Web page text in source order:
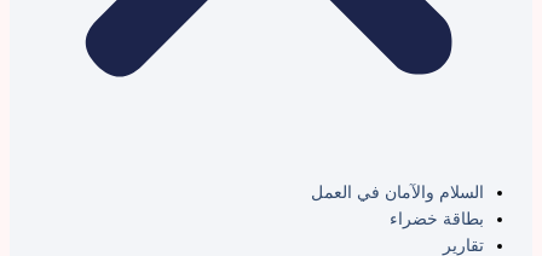
السلام والآمان في العمل
بطاقة خضراء
تقارير